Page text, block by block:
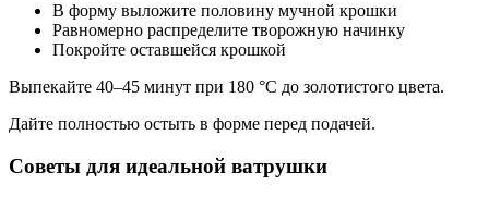
В форму выложите половину мучной крошки
Равномерно распределите творожную начинку
Покройте оставшейся крошкой
Выпекайте 40–45 минут при 180 °C до золотистого цвета.
Дайте полностью остыть в форме перед подачей.
Советы для идеальной ватрушки